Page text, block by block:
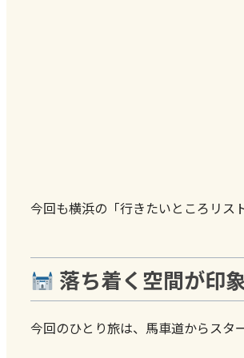
今回も横浜の「行きたいところリス
落ち着く空間が印
今回のひとり旅は、馬車道からスタ